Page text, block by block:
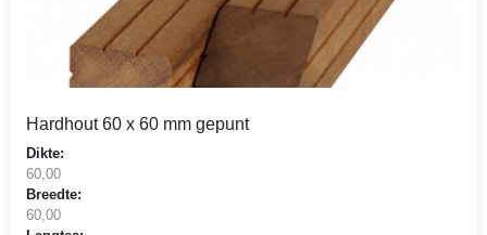
Hardhout 60 x 60 mm gepunt
Dikte:
60,00
Breedte:
60,00